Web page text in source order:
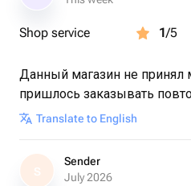
Shop service 1/5
Данный магазин не принял
пришлось заказывать
Translate to English
S
Sender
July 2026